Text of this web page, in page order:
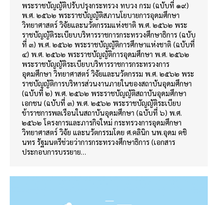
พระราชบัญญัติปรับปรุงกระทรวง ทบวง กรม (ฉบับที่ ๑๙)
พ.ศ. ๒๕๖๒ พระราชบัญญัติสภานโยบายการอุดมศึกษา
วิทยาศาสตร์ วิจัยและนวัตกรรมแห่งชาติ พ.ศ. ๒๕๖๒ พระ
ราชบัญญัติระเบียบบริหารราชการกระทรวงศึกษาธิการ (ฉบับ
ที่ ๓) พ.ศ. ๒๕๖๒ พระราชบัญญัติการศึกษาแห่งชาติ (ฉบับที่
๔) พ.ศ. ๒๕๖๒ พระราชบัญญัติการอุดมศึกษา พ.ศ. ๒๕๖๒
พระราชบัญญัติระเบียบบริหารราชการกระทรวงการ
อุดมศึกษา วิทยาศาสตร์ วิจัยและนวัตกรรม พ.ศ. ๒๕๖๒ พระ
ราชบัญญัติการบริหารส่วนงานภายในของสถาบันอุดมศึกษา
(ฉบับที่ ๒) พ.ศ. ๒๕๖๒ พระราชบัญญัติสถาบันอุดมศึกษา
เอกชน (ฉบับที่ ๓) พ.ศ. ๒๕๖๒ พระราชบัญญัติระเบียบ
ข้าราชการพลเรือนในสถาบันอุดมศึกษา (ฉบับที่ ๖) พ.ศ.
๒๕๖๒ โครงการและภารกิจใหม่ กระทรวงการอุดมศึกษา
วิทยาศาสตร์ วิจัย และนวัตกรรมโดย ศ.คลินิก นพ.อุดม คชิ
นทร รัฐมนตรีช่วยว่าการกระทรวงศึกษาธิการ (เอกสาร
ประกอบการบรรยาย…